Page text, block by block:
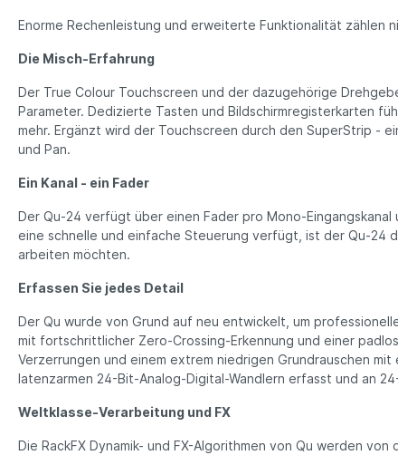
Enorme Rechenleistung und erweiterte Funktionalität
Die Misch-Erfahrung
Der True Colour Touchscreen und der dazugehörige
Parameter. Dedizierte Tasten und Bildschirmregisterkarten
mehr. Ergänzt wird der Touchscreen durch den SuperStrip -
und Pan.
Ein Kanal - ein Fader
Der Qu-24 verfügt über einen Fader pro Mono-
eine schnelle und einfache Steuerung verfügt, ist der Qu-24
arbeiten möchten.
Erfassen Sie jedes Detail
Der Qu wurde von Grund auf neu entwickelt, um
mit fortschrittlicher Zero-Crossing-Erkennung und einer
Verzerrungen und einem extrem niedrigen Grundrauschen
latenzarmen 24-Bit-Analog-Digital-Wandlern erfasst und an
Weltklasse-Verarbeitung und FX
Die RackFX Dynamik- und FX-Algorithmen von Qu werden